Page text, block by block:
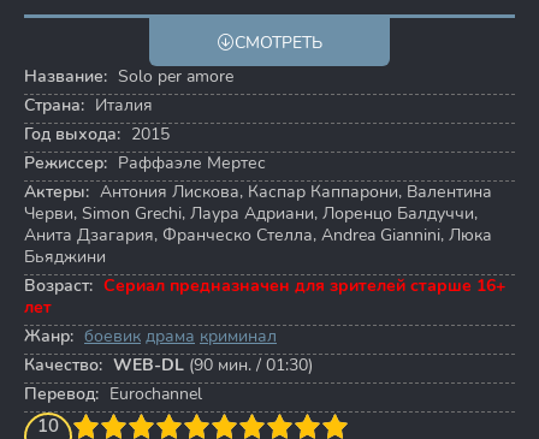
СМОТРЕТЬ
Название: Solo per amore
Страна: Италия
Год выхода: 2015
Режиссер: Раффаэле Мертес
Актеры: Антония Лискова, Каспар Каппарони, Валентина
Черви, Simon Grechi, Лаура Адриани, Лоренцо Балдуччи,
Анита Дзагария, Франческо Стелла, Andrea Giannini, Люка
Бьяджини
Возраст: Сериал предназначен для зрителей старше 16+
лет
Жанр: боевик драма криминал
Качество: WEB-DL (90 мин. / 01:30)
Перевод: Eurochannel
10
4 5 6 7 8 9 10